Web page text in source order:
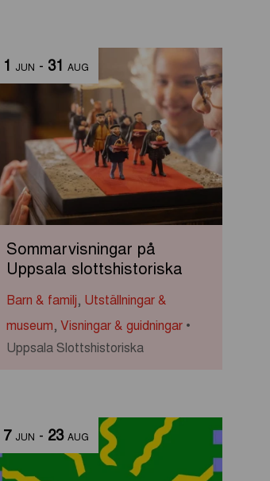
1 JUN - 31 AUG
Sommarvisningar på
Uppsala slottshistoriska
Barn & familj, Utställningar &
museum, Visningar & guidningar
Uppsala Slottshistoriska
7 JUN - 23 AUG